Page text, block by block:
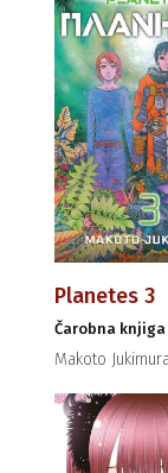
Planetes 3
Čarobna knjiga
Makoto